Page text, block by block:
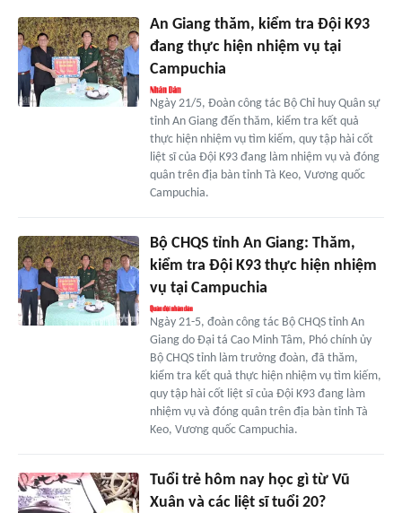
An Giang thăm, kiểm tra Đội K93
đang thực hiện nhiệm vụ tại
Campuchia
Ngày 21/5, Đoàn công tác Bộ Chỉ huy Quân sự
tỉnh An Giang đến thăm, kiểm tra kết quả
thực hiện nhiệm vụ tìm kiếm, quy tập hài cốt
liệt sĩ của Đội K93 đang làm nhiệm vụ và đóng
quân trên địa bàn tỉnh Tà Keo, Vương quốc
Campuchia.
Bộ CHQS tỉnh An Giang: Thăm,
kiểm tra Đội K93 thực hiện nhiệm
vụ tại Campuchia
Ngày 21-5, đoàn công tác Bộ CHQS tỉnh An
Giang do Đại tá Cao Minh Tâm, Phó chính ủy
Bộ CHQS tỉnh làm trưởng đoàn, đã thăm,
kiểm tra kết quả thực hiện nhiệm vụ tìm kiếm,
quy tập hài cốt liệt sĩ của Đội K93 đang làm
nhiệm vụ và đóng quân trên địa bàn tỉnh Tà
Keo, Vương quốc Campuchia.
Tuổi trẻ hôm nay học gì từ Vũ
Xuân và các liệt sĩ tuổi 20?